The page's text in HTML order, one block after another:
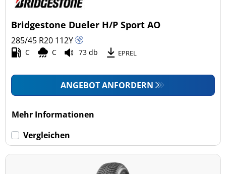
Bridgestone Dueler H/P Sport AO
285/45 R20 112Y
C C 73 db EPREL
ANGEBOT ANFORDERN
Mehr Informationen
Vergleichen